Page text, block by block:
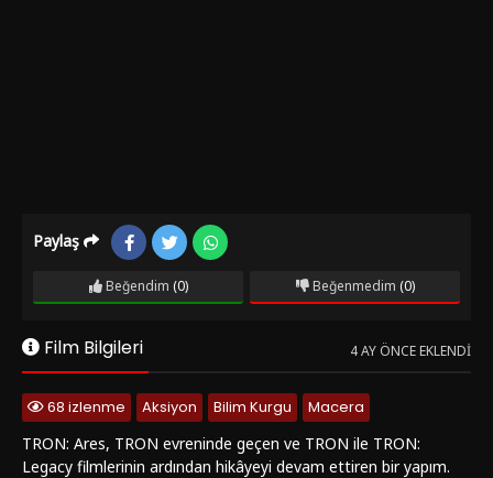
Paylaş
Beğendim (0) Beğenmedim (0)
Film Bilgileri 4 AY ÖNCE EKLENDI
68 izlenme Aksiyon Bilim Kurgu
Macera
TRON: Ares, TRON evreninde geçen ve TRON ile TRON:
Legacy filmlerinin ardından hikâyeyi devam ettiren bir yapım.